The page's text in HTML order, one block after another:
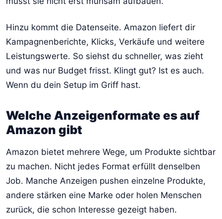
Hinzu kommt die Datenseite. Amazon liefert dir
Kampagnenberichte, Klicks, Verkäufe und weitere
Leistungswerte. So siehst du schneller, was zieht
und was nur Budget frisst. Klingt gut? Ist es auch.
Wenn du dein Setup im Griff hast.
Welche Anzeigenformate es auf
Amazon gibt
Amazon bietet mehrere Wege, um Produkte sichtbar
zu machen. Nicht jedes Format erfüllt denselben
Job. Manche Anzeigen pushen einzelne Produkte,
andere stärken eine Marke oder holen Menschen
zurück, die schon Interesse gezeigt haben.